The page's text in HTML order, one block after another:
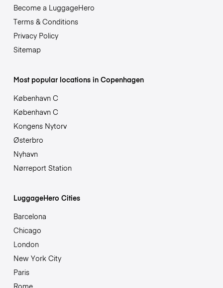
Become a LuggageHero
Terms & Conditions
Privacy Policy
Sitemap
Most popular locations in Copenhagen
København C
København C
Kongens Nytorv
Østerbro
Nyhavn
Nørreport Station
LuggageHero Cities
Barcelona
Chicago
London
New York City
Paris